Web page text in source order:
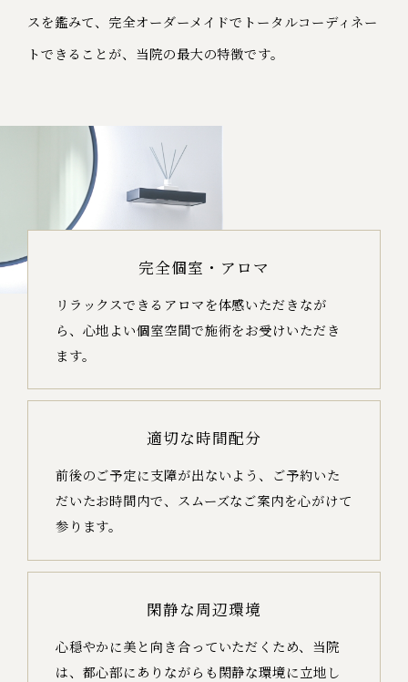
スを鑑みて、完全オーダーメイドでトータルコーディネー
トできることが、当院の最大の特徴です。
完全個室・アロマ
リラックスできるアロマを体感いただきなが
ら、心地よい個室空間で施術をお受けいただき
ます。
適切な時間配分
前後のご予定に支障が出ないよう、ご予約いた
だいたお時間内で、スムーズなご案内を心がけて
参ります。
閑静な周辺環境
心穏やかに美と向き合っていただくため、当院
は、都心部にありながらも閑静な環境に立地し